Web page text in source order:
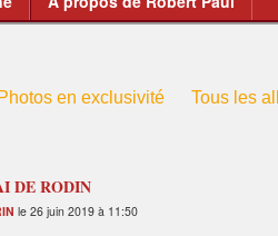
Photos en exclusivité Tous les
DE RODIN
le 26 juin 2019 à 11:50